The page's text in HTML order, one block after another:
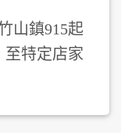
山鎮915起
特定店家